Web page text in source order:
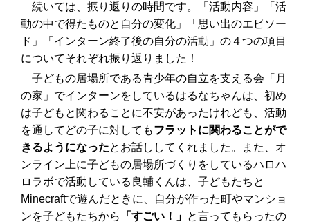
続いては、振り返りの時間です。「活動内容」「活
動の中で得たものと自分の変化」「思い出のエピソー
ド」「インターン終了後の自分の活動」の４つの項目
についてそれぞれ振り返りました！
子どもの居場所である青少年の自立を支える会「月
の家」でインターンをしているはるなちゃんは、初め
は子どもと関わることに不安があったけれども、活動
を通してどの子に対してもフラットに関わることがで
きるようになったとお話ししてくれました。また、オ
ンライン上に子どもの居場所づくりをしているハロハ
ロラボで活動している良輔くんは、子どもたちと
Minecraftで遊んだときに、自分が作った町やマンショ
ンを子どもたちから
「すごい！」 と言ってもらったの